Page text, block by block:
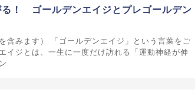
る！ ゴールデンエイジとプレゴールデン
含みます） 「ゴールデンエイジ」という言葉をご
イジとは、一生に一度だけ訪れる「運動神経が伸